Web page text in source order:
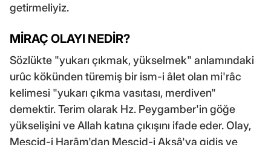
getirmeliyiz.
MİRAÇ OLAYI NEDİR?
Sözlükte "yukarı çıkmak, yükselmek" anlamındaki
urûc kökünden türemiş bir ism-i âlet olan mi'râc
kelimesi "yukarı çıkma vasıtası, merdiven"
demektir. Terim olarak Hz. Peygamber'in göğe
yükselişini ve Allah katına çıkışını ifade eder. Olay,
Mescid-i Harâm'dan Mescid-i Aksâ'ya gidiş ve